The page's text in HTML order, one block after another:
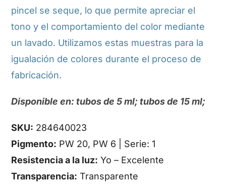
pincel se seque, lo que permite apreciar el
tono y el comportamiento del color mediante
un lavado. Utilizamos estas muestras para la
igualación de colores durante el proceso de
fabricación.
Disponible en: tubos de 5 ml; tubos de 15 ml;
SKU: 284640023
Pigmento: PW 20, PW 6 | Serie: 1
Resistencia a la luz: Yo – Excelente
Transparencia: Transparente